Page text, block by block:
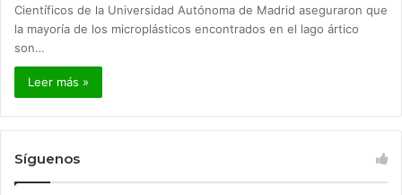
Científicos de la Universidad Autónoma de Madrid aseguraron que
la mayoría de los microplásticos encontrados en el lago ártico
son…
Leer más »
Síguenos